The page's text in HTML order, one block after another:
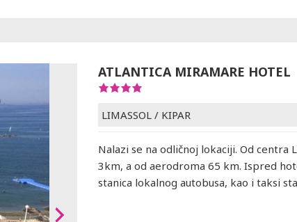
ATLANTICA MIRAMARE HOTEL
LIMASSOL / KIPAR
Nalazi se na odličnoj lokaciji. Od centra
3km, a od aerodroma 65 km. Ispred
stanica lokalnog autobusa, kao i taksi